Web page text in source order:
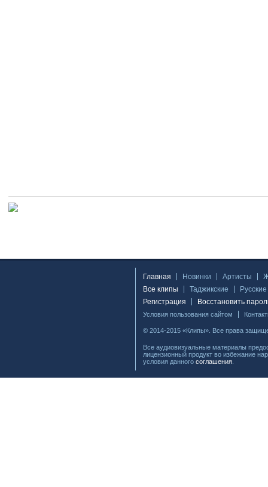
Главная Новинки Артисты
Все клипы
Таджикские
Русские
Регистрация
Восстановить
Условия пользования сайтом
© 2014-2015 «Клипы». Все права
Все аудиовизуальные материалы
лицензионный продукт во избежание
условия данного соглашения